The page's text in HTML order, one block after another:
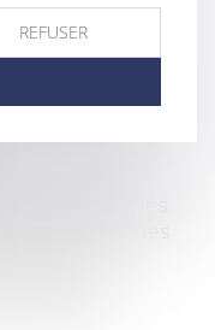
des règles
et les
et les salariés
l'ensemble des
vie en
par
sa
REFUSER